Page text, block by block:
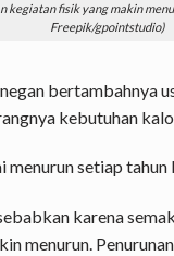
kegiatan fisik yang makin
Freepik/gpointstudio)
bertambahnya
kebutuhan
setiap
karena
menurun.